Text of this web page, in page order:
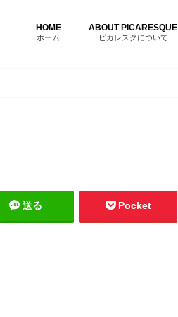
HOME
ホーム
ABOUT PICARESQUE
ピカレスクについて
送る Pocket